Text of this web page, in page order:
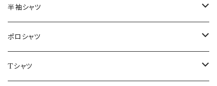
46/M
48/L
50/XL～
～44/S
46/M
48/L
半袖シャツ
～44/S
46/M
ポロシャツ
～44/S
Tシャツ